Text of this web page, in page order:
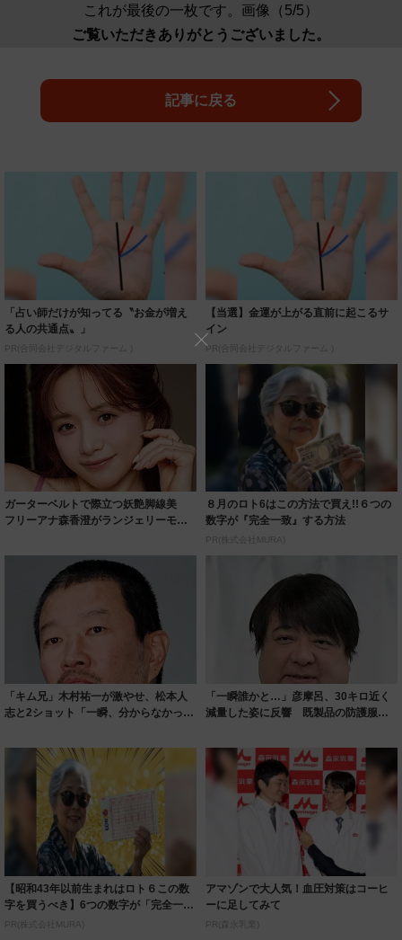
これが最後の一枚です。画像（5/5）
ご覧いただきありがとうございました。
記事に戻る
「占い師だけが知ってる〝お金が増え
る人の共通点〟」
PR(合同会社デジタルファーム )
【当選】金運が上がる直前に起こるサ
イン
PR(合同会社デジタルファーム )
ガーターベルトで際立つ妖艶脚線美
フリーアナ森香澄がランジェリーモデ
８月のロト6はこの方法で買え!!６つの
数字が『完全一致』する方法
PR(株式会社MURA)
「キム兄」木村祐一が激やせ、松本人
志と2ショット「一瞬、分からなかった
「一瞬誰かと…」彦摩呂、30キロ近く
減量した姿に反響 既製品の防護服が
【昭和43年以前生まれはロト６この数
字を買うべき】6つの数字が「完全一
致」する方...
PR(株式会社MURA)
アマゾンで大人気！血圧対策はコーヒ
ーに足してみて
PR(森永乳業)